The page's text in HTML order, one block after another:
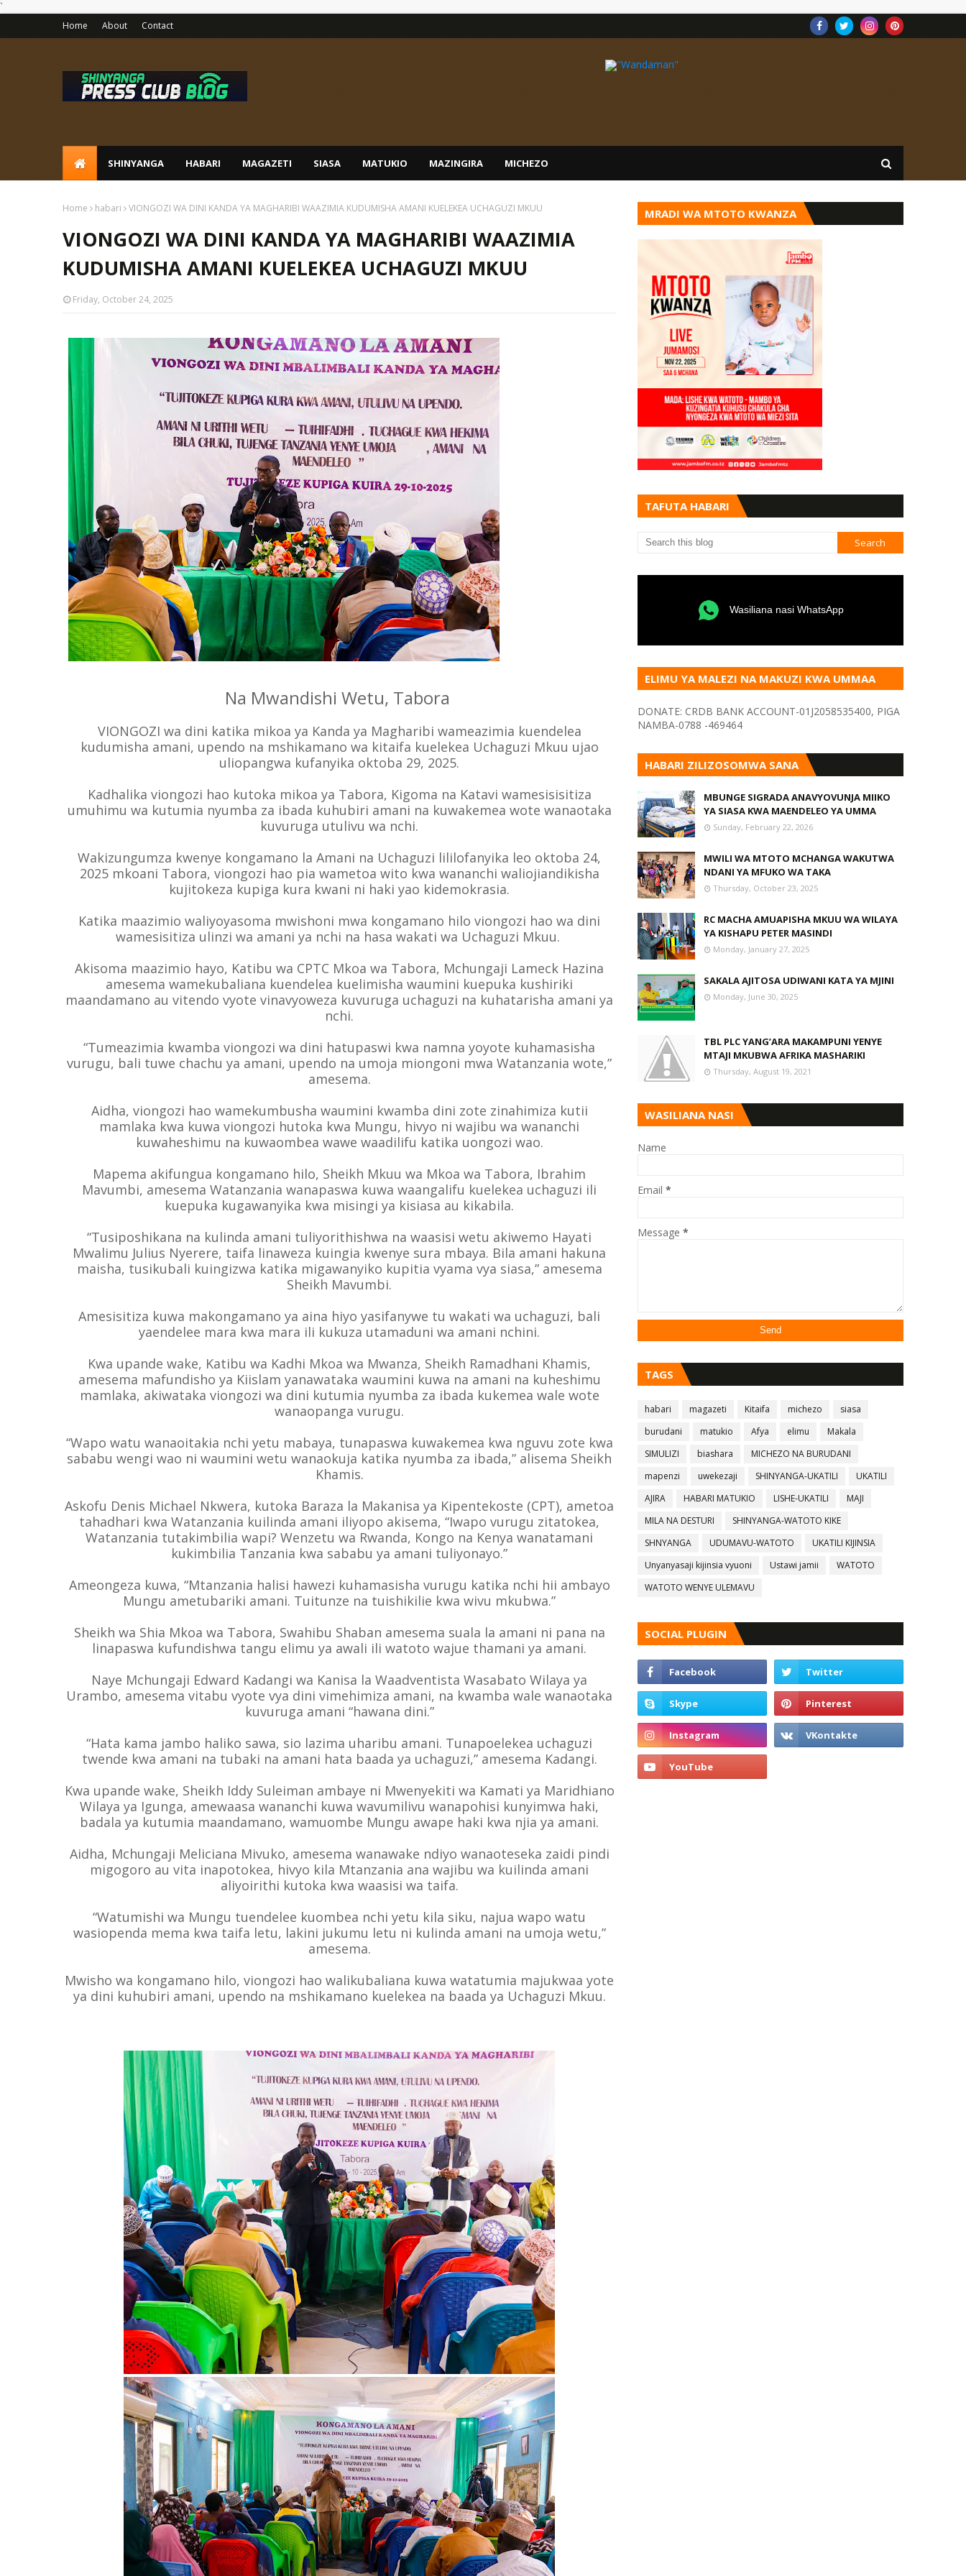
`
Home About Contact
SHINYANGA HABARI MAGAZETI SIASA MATUKIO MAZINGIRA MICHEZO
Home habari VIONGOZI WA DINI KANDA YA MAGHARIBI WAAZIMIA KUDUMISHA AMANI KUELEKEA UCHAGUZI MKUU
VIONGOZI WA DINI KANDA YA MAGHARIBI WAAZIMIA
KUDUMISHA AMANI KUELEKEA UCHAGUZI MKUU
Friday, October 24, 2025
Na Mwandishi Wetu, Tabora
VIONGOZI wa dini katika mikoa ya Kanda ya Magharibi wameazimia kuendelea
kudumisha amani, upendo na mshikamano wa kitaifa kuelekea Uchaguzi Mkuu ujao
uliopangwa kufanyika oktoba 29, 2025.
Kadhalika viongozi hao kutoka mikoa ya Tabora, Kigoma na Katavi wamesisisitiza
umuhimu wa kutumia nyumba za ibada kuhubiri amani na kuwakemea wote wanaotaka
kuvuruga utulivu wa nchi.
Wakizungumza kwenye kongamano la Amani na Uchaguzi lililofanyika leo oktoba 24,
2025 mkoani Tabora, viongozi hao pia wametoa wito kwa wananchi waliojiandikisha
kujitokeza kupiga kura kwani ni haki yao kidemokrasia.
Katika maazimio waliyoyasoma mwishoni mwa kongamano hilo viongozi hao wa dini
wamesisitiza ulinzi wa amani ya nchi na hasa wakati wa Uchaguzi Mkuu.
Akisoma maazimio hayo, Katibu wa CPTC Mkoa wa Tabora, Mchungaji Lameck Hazina
amesema wamekubaliana kuendelea kuelimisha waumini kuepuka kushiriki
maandamano au vitendo vyote vinavyoweza kuvuruga uchaguzi na kuhatarisha amani ya
nchi.
“Tumeazimia kwamba viongozi wa dini hatupaswi kwa namna yoyote kuhamasisha
vurugu, bali tuwe chachu ya amani, upendo na umoja miongoni mwa Watanzania wote,”
amesema.
Aidha, viongozi hao wamekumbusha waumini kwamba dini zote zinahimiza kutii
mamlaka kwa kuwa viongozi hutoka kwa Mungu, hivyo ni wajibu wa wananchi
kuwaheshimu na kuwaombea wawe waadilifu katika uongozi wao.
Mapema akifungua kongamano hilo, Sheikh Mkuu wa Mkoa wa Tabora, Ibrahim
Mavumbi, amesema Watanzania wanapaswa kuwa waangalifu kuelekea uchaguzi ili
kuepuka kugawanyika kwa misingi ya kisiasa au kikabila.
“Tusiposhikana na kulinda amani tuliyorithishwa na waasisi wetu akiwemo Hayati
Mwalimu Julius Nyerere, taifa linaweza kuingia kwenye sura mbaya. Bila amani hakuna
maisha, tusikubali kuingizwa katika migawanyiko kupitia vyama vya siasa,” amesema
Sheikh Mavumbi.
Amesisitiza kuwa makongamano ya aina hiyo yasifanywe tu wakati wa uchaguzi, bali
yaendelee mara kwa mara ili kukuza utamaduni wa amani nchini.
Kwa upande wake, Katibu wa Kadhi Mkoa wa Mwanza, Sheikh Ramadhani Khamis,
amesema mafundisho ya Kiislam yanawataka waumini kuwa na amani na kuheshimu
mamlaka, akiwataka viongozi wa dini kutumia nyumba za ibada kukemea wale wote
wanaopanga vurugu.
“Wapo watu wanaoitakia nchi yetu mabaya, tunapaswa kuwakemea kwa nguvu zote kwa
sababu wengi wao ni waumini wetu wanaokuja katika nyumba za ibada,” alisema Sheikh
Khamis.
Askofu Denis Michael Nkwera, kutoka Baraza la Makanisa ya Kipentekoste (CPT), ametoa
tahadhari kwa Watanzania kuilinda amani iliyopo akisema, “Iwapo vurugu zitatokea,
Watanzania tutakimbilia wapi? Wenzetu wa Rwanda, Kongo na Kenya wanatamani
kukimbilia Tanzania kwa sababu ya amani tuliyonayo.”
Ameongeza kuwa, “Mtanzania halisi hawezi kuhamasisha vurugu katika nchi hii ambayo
Mungu ametubariki amani. Tuitunze na tuishikilie kwa wivu mkubwa.”
Sheikh wa Shia Mkoa wa Tabora, Swahibu Shaban amesema suala la amani ni pana na
linapaswa kufundishwa tangu elimu ya awali ili watoto wajue thamani ya amani.
Naye Mchungaji Edward Kadangi wa Kanisa la Waadventista Wasabato Wilaya ya
Urambo, amesema vitabu vyote vya dini vimehimiza amani, na kwamba wale wanaotaka
kuvuruga amani “hawana dini.”
“Hata kama jambo haliko sawa, sio lazima uharibu amani. Tunapoelekea uchaguzi
twende kwa amani na tubaki na amani hata baada ya uchaguzi,” amesema Kadangi.
Kwa upande wake, Sheikh Iddy Suleiman ambaye ni Mwenyekiti wa Kamati ya Maridhiano
Wilaya ya Igunga, amewaasa wananchi kuwa wavumilivu wanapohisi kunyimwa haki,
badala ya kutumia maandamano, wamuombe Mungu awape haki kwa njia ya amani.
Aidha, Mchungaji Meliciana Mivuko, amesema wanawake ndiyo wanaoteseka zaidi pindi
migogoro au vita inapotokea, hivyo kila Mtanzania ana wajibu wa kuilinda amani
aliyoirithi kutoka kwa waasisi wa taifa.
“Watumishi wa Mungu tuendelee kuombea nchi yetu kila siku, najua wapo watu
wasiopenda mema kwa taifa letu, lakini jukumu letu ni kulinda amani na umoja wetu,”
amesema.
Mwisho wa kongamano hilo, viongozi hao walikubaliana kuwa watatumia majukwaa yote
ya dini kuhubiri amani, upendo na mshikamano kuelekea na baada ya Uchaguzi Mkuu.
MRADI WA MTOTO KWANZA
TAFUTA HABARI
Wasiliana nasi WhatsApp
ELIMU YA MALEZI NA MAKUZI KWA UMMAA
DONATE: CRDB BANK ACCOUNT-01J2058535400, PIGA
NAMBA-0788 -469464
HABARI ZILIZOSOMWA SANA
MBUNGE SIGRADA ANAVYOVUNJA MIIKO
YA SIASA KWA MAENDELEO YA UMMA
Sunday, February 22, 2026
MWILI WA MTOTO MCHANGA WAKUTWA
NDANI YA MFUKO WA TAKA
Thursday, October 23, 2025
RC MACHA AMUAPISHA MKUU WA WILAYA
YA KISHAPU PETER MASINDI
Monday, January 27, 2025
SAKALA AJITOSA UDIWANI KATA YA MJINI
Monday, June 30, 2025
TBL PLC YANG’ARA MAKAMPUNI YENYE
MTAJI MKUBWA AFRIKA MASHARIKI
Thursday, August 19, 2021
WASILIANA NASI
Name
Email *
Message *
TAGS
habari magazeti Kitaifa michezo
siasa
burudani
matukio Afya elimu
Makala
SIMULIZI
biashara
MICHEZO NA BURUDANI
mapenzi
uwekezaji SHINYANGA-UKATILI
UKATILI
AJIRA
HABARI MATUKIO LISHE-UKATILI
MAJI
MILA NA DESTURI
SHINYANGA-WATOTO KIKE
SHNYANGA
UDUMAVU-WATOTO
UKATILI KIJINSIA
Unyanyasaji kijinsia vyuoni
Ustawi jamii
WATOTO
WATOTO WENYE ULEMAVU
SOCIAL PLUGIN